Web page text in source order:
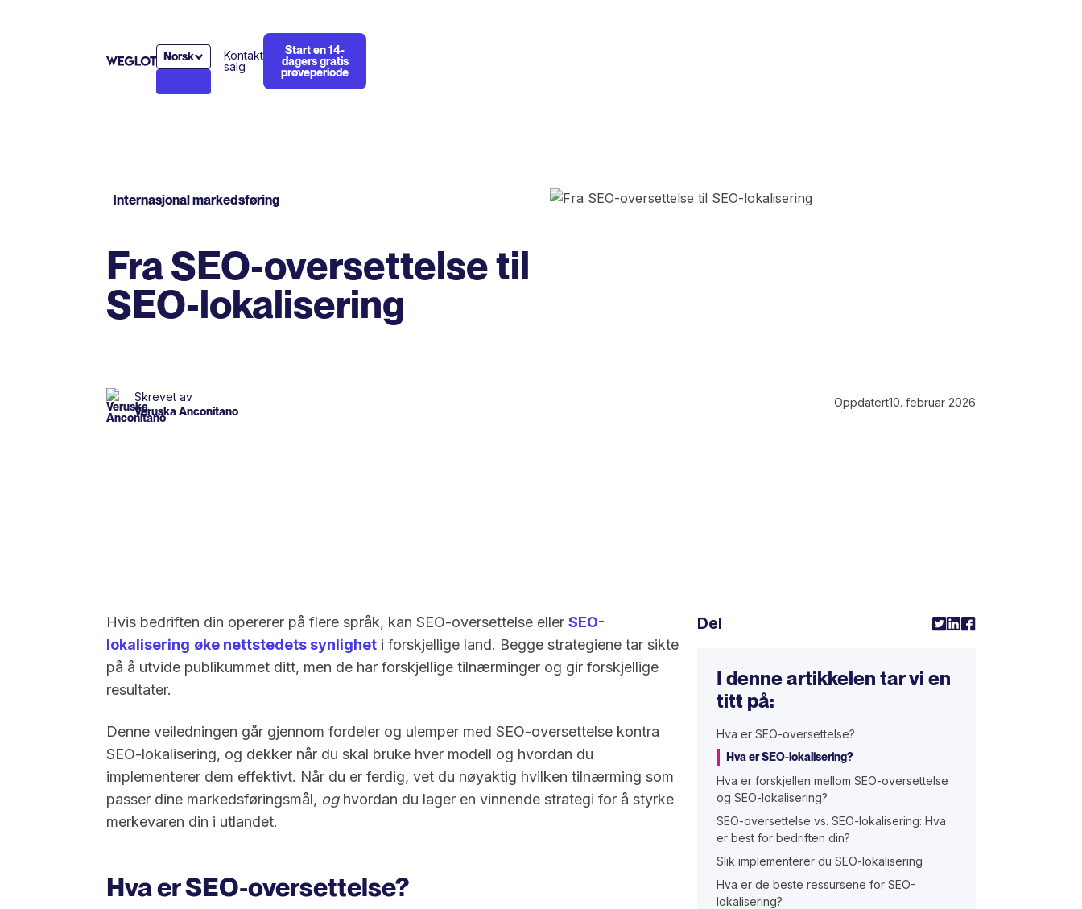
Norsk
Kontakt
salg
Start en 14-
dagers gratis
prøveperiode
Internasjonal markedsføring
Fra SEO-oversettelse til
SEO-lokalisering
Skrevet av
Veruska Anconitano
Oppdatert10. februar 2026
Hvis bedriften din opererer på flere språk, kan SEO-oversettelse eller SEO-
lokalisering øke nettstedets synlighet i forskjellige land. Begge strategiene tar sikte
på å utvide publikummet ditt, men de har forskjellige tilnærminger og gir forskjellige
resultater.
Denne veiledningen går gjennom fordeler og ulemper med SEO-oversettelse kontra
SEO-lokalisering, og dekker når du skal bruke hver modell og hvordan du
implementerer dem effektivt. Når du er ferdig, vet du nøyaktig hvilken tilnærming som
passer dine markedsføringsmål, oghvordan du lager en vinnende strategi for å styrke
merkevaren din i utlandet.
Hva er SEO-oversettelse?
Del
I denne artikkelen tar vi en
titt på:
Hva er SEO-oversettelse?
Hva er SEO-lokalisering?
Hva er forskjellen mellom SEO-oversettelse
og SEO-lokalisering?
SEO-oversettelse vs. SEO-lokalisering: Hva
er best for bedriften din?
Slik implementerer du SEO-lokalisering
Hva er de beste ressursene for SEO-
lokalisering?